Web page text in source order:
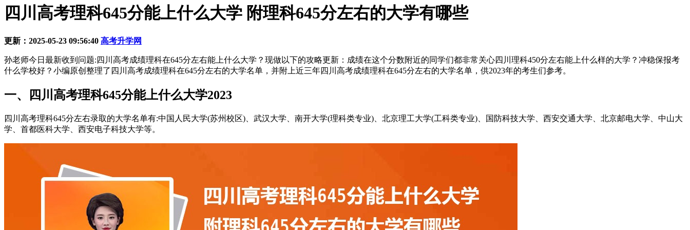
四川高考理科645分能上什么大学 附理科645分左右的大学有哪些
更新：2025-05-23 09:56:40 高考升学网
孙老师今日最新收到问题:四川高考成绩理科在645分左右能上什么大学？现做以下的攻略更新：成绩在这个分数附近的同学们都非常关心四川理科450分左右能上什么样的大学？冲稳保报考
什么学校好？小编原创整理了四川高考成绩理科在645分左右的大学名单，并附上近三年四川高考成绩理科在645分左右的大学名单，供2023年的考生们参考。
一、四川高考理科645分能上什么大学2023
四川高考理科645分左右录取的大学名单有:中国人民大学(苏州校区)、武汉大学、南开大学(理科类专业)、北京理工大学(工科类专业)、国防科技大学、西安交通大学、北京邮电大学、中山大
学、首都医科大学、西安电子科技大学等。